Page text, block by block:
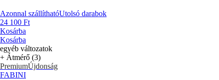
Azonnal szállíthatóUtolsó darabok
24 100 Ft
Kosárba
Kosárba
egyéb változatok
+ Átmérő (3)
PremiumÚjdonság
FABINI